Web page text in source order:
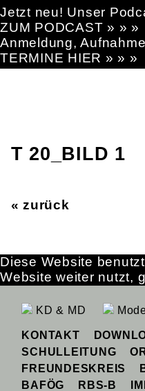
Jetzt neu! Unser
ZUM PODCAST » » »
Anmeldung,
TERMINE HIER » » »
T 20_BILD 1
« zurück
KD & MD
KONTAKT
SCHULLEITUNG
FREUNDESKREIS
BAFÖG
RBS-B
Diese Website
Website weiter nutzt,